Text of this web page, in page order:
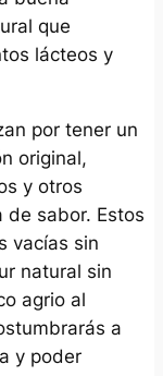
que
lácteos y
por tener un
original,
y otros
de sabor. Estos
vacías sin
natural sin
agrio al
a
y poder